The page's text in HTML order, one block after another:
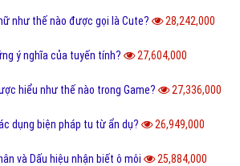
như thế nào được gọi là Cute? 28,242,000
ý nghĩa của tuyến tính? 27,604,000
hiểu như thế nào trong Game? 27,336,000
dụng biện pháp tu từ ẩn dụ? 26,949,000
và Dấu hiệu nhận biết ô môi 25,884,000